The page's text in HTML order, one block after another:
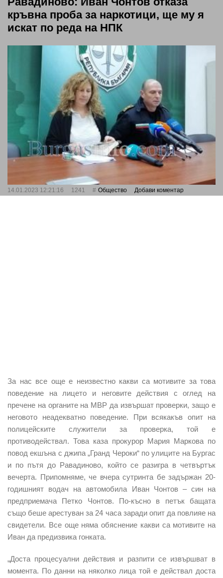
кръвна проба за наркотици, ще му я
искат по реда на НПК
14.01.2023 12:21:16 1241 Общество Добави коментар
За нас все още е неизвестно какви са мотивите за това
поведение на лицето и неговите действия с оглед на
пречене на органите на МВР да извършат проверки, защо е
неговото неадекватно поведение. При всякакъв опит на
полицейските служители за проверка, той е
противодействал. Това каза прокурор Мария Маркова по
повод екшъна с джипа „Гранд Чероки“ по улиците на Бургас
и по пътя до Равадиново, който се разигра в четвъртък
вечерта. Припомняме, че вчера сутринта бе задържан 20-
годишният водач на автомобила Иван Чонтов – син на
предприемача Петко Чонтов. По-късно в петък бащата
също беше арестуван за 24 часа заради опит да повлияе на
свидетели. Все още няма обяснение какви са мотивите на
Иван да предизвика гонката.
„Доста процесуални действия и разпити се извършват в
момента. По данни на няколко лица той е действал доста